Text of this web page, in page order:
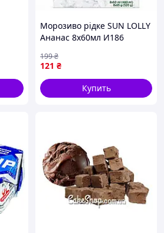
Морозиво рідке SUN LOLLY
Ананас 8х60мл И186
121 ₴
199₴
Купить